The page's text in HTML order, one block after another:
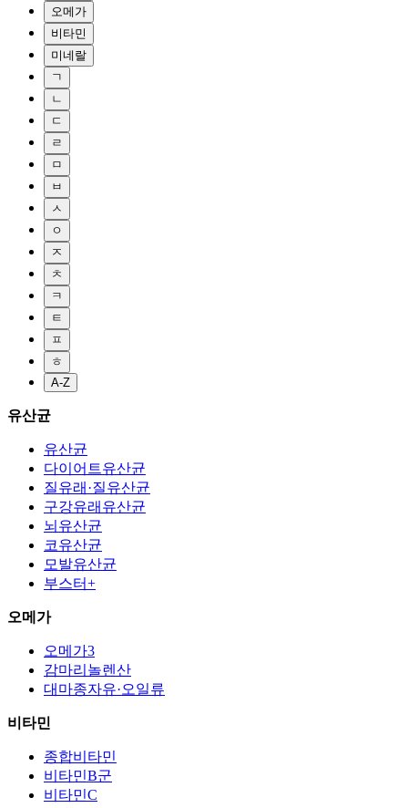
오메가
비타민
미네랄
ㄱ
ㄴ
ㄷ
ㄹ
ㅁ
ㅂ
ㅅ
ㅇ
ㅈ
ㅊ
ㅋ
ㅌ
ㅍ
ㅎ
A-Z
유산균
유산균
다이어트유산균
질유래·질유산균
구강유래유산균
뇌유산균
코유산균
모발유산균
부스터+
오메가
오메가3
감마리놀렌산
대마종자유·오일류
비타민
종합비타민
비타민B군
비타민C